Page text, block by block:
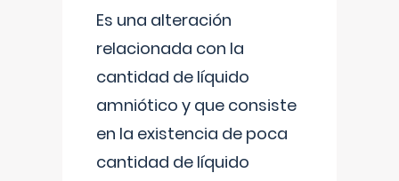
Es una alteración
relacionada con la
cantidad de líquido
amniótico y que consiste
en la existencia de poca
cantidad de líquido